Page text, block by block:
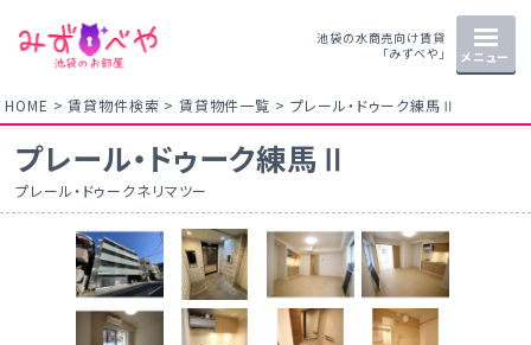
池袋の水商売向け賃貸
「みずべや」
メニュー
HOME 賃貸物件検索 賃貸物件一覧 プレール・ドゥーク練馬Ⅱ
プレール・ドゥーク練馬Ⅱ
プレール・ドゥークネリマツー